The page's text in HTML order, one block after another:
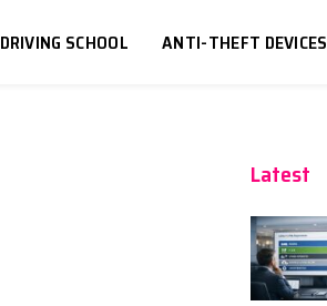
DRIVING SCHOOL ANTI-THEFT DEVICES
Latest